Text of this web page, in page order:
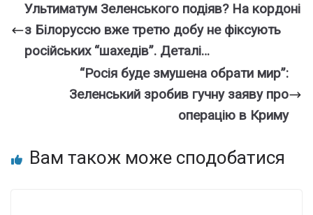
Ультиматум Зеленського подіяв? На кордоні
з Білоруссю вже третю добу не фіксують
російських “шахедів”. Деталі…
“Росія буде змушена обрати мир”:
Зеленський зробив гучну заяву про
операцію в Криму
Вам також може сподобатися